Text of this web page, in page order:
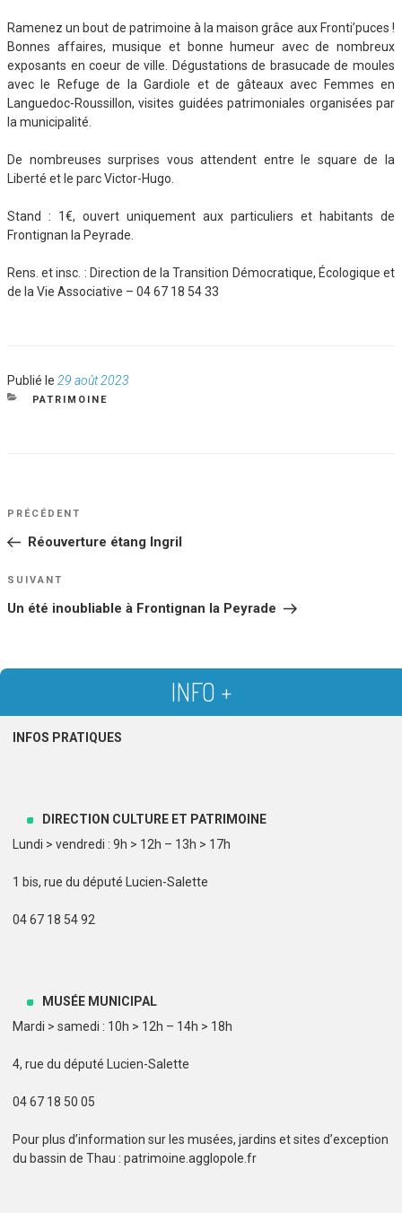
Ramenez un bout de patrimoine à la maison grâce aux Fronti’puces !
Bonnes affaires, musique et bonne humeur avec de nombreux
exposants en coeur de ville. Dégustations de brasucade de moules
avec le Refuge de la Gardiole et de gâteaux avec Femmes en
Languedoc-Roussillon, visites guidées patrimoniales organisées par
la municipalité.
De nombreuses surprises vous attendent entre le square de la
Liberté et le parc Victor-Hugo.
Stand : 1€, ouvert uniquement aux particuliers et habitants de
Frontignan la Peyrade.
Rens. et insc. : Direction de la Transition Démocratique, Écologique et
de la Vie Associative – 04 67 18 54 33
Publié le Publié
le
29 août 2023
CATÉGORIES
PATRIMOINE
NAVIGATION
DE
Article
PRÉCÉDENT
Réouverture étang Ingril
Article
SUIVANT
Un été inoubliable à Frontignan la Peyrade
INFO +
INFOS PRATIQUES
DIRECTION CULTURE ET PATRIMOINE
Lundi > vendredi : 9h > 12h – 13h > 17h
1 bis, rue du député Lucien-Salette
04 67 18 54 92
MUSÉE MUNICIPAL
Mardi > samedi : 10h > 12h – 14h > 18h
4, rue du député Lucien-Salette
04 67 18 50 05
Pour plus d’information sur les musées, jardins et sites d’exception
du bassin de Thau : patrimoine.agglopole.fr